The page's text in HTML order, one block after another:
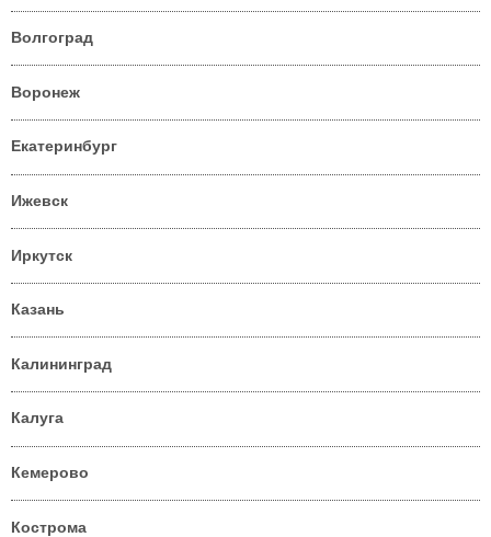
Волгоград
Воронеж
Екатеринбург
Ижевск
Иркутск
Казань
Калининград
Калуга
Кемерово
Кострома